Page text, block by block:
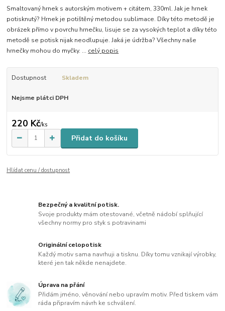
Smaltovaný hrnek s autorským motivem + citátem, 330ml. Jak je hrnek
potisknutý? Hrnek je potištěný metodou sublimace. Díky této metodě je
obrázek přímo v povrchu hrnečku, lisuje se za vysokých teplot a díky této
metodě se potisk nijak neodlupuje. Jaká je údržba? Všechny naše
hrnečky mohou do myčky. ... celý popis
Dostupnost Skladem
Nejsme plátci DPH
220 Kč/ks
Přidat do košíku
Hlídat cenu / dostupnost
Bezpečný a kvalitní potisk.
Svoje produkty mám otestované, včetně nádobí splňující
všechny normy pro styk s potravinami
Originální celopotisk
Každý motiv sama navrhuji a tisknu. Díky tomu vznikají výrobky,
které jen tak někde nenajdete.
Úprava na přání
Přidám jméno, věnování nebo upravím motiv. Před tiskem vám
ráda připravím návrh ke schválení.